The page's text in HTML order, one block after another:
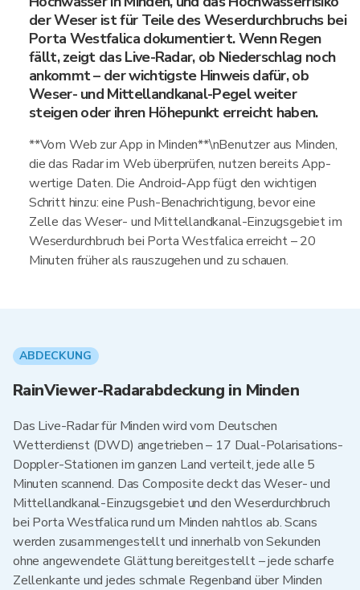
der Weser ist für Teile des Weserdurchbruchs bei
Porta Westfalica dokumentiert. Wenn Regen
fällt, zeigt das Live-Radar, ob Niederschlag noch
ankommt – der wichtigste Hinweis dafür, ob
Weser- und Mittellandkanal-Pegel weiter
steigen oder ihren Höhepunkt erreicht haben.
**Vom Web zur App in Minden**\nBenutzer aus Minden,
die das Radar im Web überprüfen, nutzen bereits App-
wertige Daten. Die Android-App fügt den wichtigen
Schritt hinzu: eine Push-Benachrichtigung, bevor eine
Zelle das Weser- und Mittellandkanal-Einzugsgebiet im
Weserdurchbruch bei Porta Westfalica erreicht – 20
Minuten früher als rauszugehen und zu schauen.
ABDECKUNG
RainViewer-Radarabdeckung in Minden
Das Live-Radar für Minden wird vom Deutschen
Wetterdienst (DWD) angetrieben – 17 Dual-Polarisations-
Doppler-Stationen im ganzen Land verteilt, jede alle 5
Minuten scannend. Das Composite deckt das Weser- und
Mittellandkanal-Einzugsgebiet und den Weserdurchbruch
bei Porta Westfalica rund um Minden nahtlos ab. Scans
werden zusammengestellt und innerhalb von Sekunden
ohne angewendete Glättung bereitgestellt – jede scharfe
Zellenkante und jedes schmale Regenband über Minden